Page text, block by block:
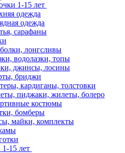
1-15 лет
одежда
одежда
сарафаны
лонгсливы
водолазки, топы
джинсы, лосины
бриджи
кардиганы, толстовки
пиджаки, жилеты, болеро
костюмы
бомберы
майки, комплекты
15 лет